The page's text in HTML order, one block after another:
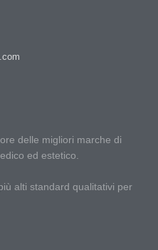
delle migliori marche di
ed estetico.
alti standard qualitativi per